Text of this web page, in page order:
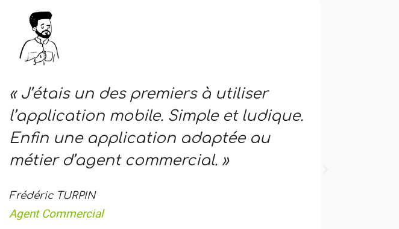
« J’étais un des premiers à utiliser
l’application mobile. Simple et ludique.
Enfin une application adaptée au
métier d’agent commercial.​ »
Frédéric TURPIN
Agent Commercial